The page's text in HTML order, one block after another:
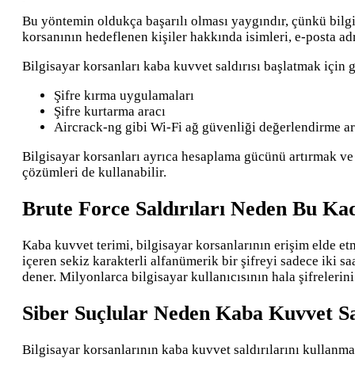
Bu yöntemin oldukça başarılı olması yaygındır, çünkü
korsanının hedeflenen kişiler hakkında isimleri, e-posta
Bilgisayar korsanları kaba kuvvet saldırısı başlatmak
Şifre kırma uygulamaları
Şifre kurtarma aracı
Aircrack-ng gibi Wi-Fi ağ güvenliği değerlendirme
Bilgisayar korsanları ayrıca hesaplama gücünü artırmak
çözümleri de kullanabilir.
Brute Force Saldırıları Neden Bu
Kaba kuvvet terimi, bilgisayar korsanlarının erişim elde
içeren sekiz karakterli alfanümerik bir şifreyi sadece iki
dener. Milyonlarca bilgisayar kullanıcısının hala
Siber Suçlular Neden Kaba Kuvvet
Bilgisayar korsanlarının kaba kuvvet saldırılarını